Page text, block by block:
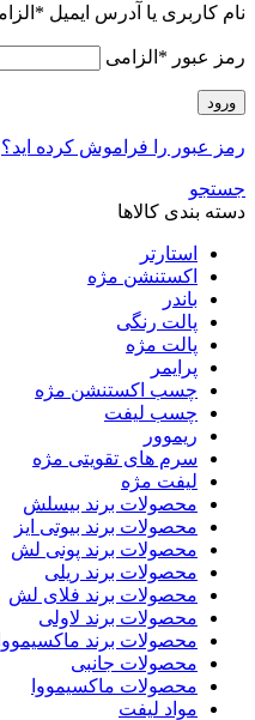
نام کاربری یا آدرس ایمیل *
رمز عبور * الزامی
ورود
رمز عبور را فراموش کرده اید؟
جستجو
دسته بندی کالاها
استارتر
اکستنشن مژه
باندر
پالت رنگی
پالت مژه
پرایمر
چسب اکستنشن مژه
چسب لیفت
ریموور
سرم های تقویتی مژه
لیفت مژه
محصولات برند بیسلش
محصولات برند بیوتی ایز
محصولات برند پونی لش
محصولات برند ریلی
محصولات برند فلای لش
محصولات برند لاولی
محصولات برند ماکسیمووا
محصولات جانبی
محصولات ماکسیمووا
مواد لیفت